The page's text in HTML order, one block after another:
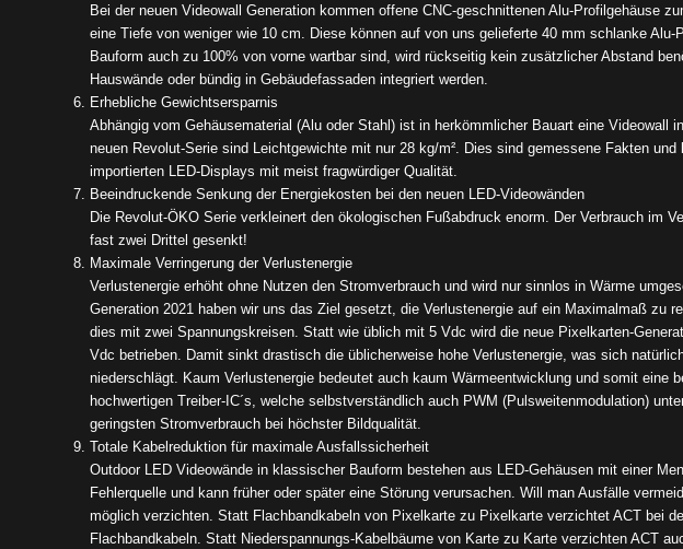
Bei der neuen Videowall Generation kommen offene CNC-geschnittenen Alu-Profilgehäuse
eine Tiefe von weniger wie 10 cm. Diese können auf von uns gelieferte 40 mm schlanke
Bauform auch zu 100% von vorne wartbar sind, wird rückseitig kein zusätzlicher Abstand
Hauswände oder bündig in Gebäudefassaden integriert werden.
Erhebliche Gewichtsersparnis
Abhängig vom Gehäusematerial (Alu oder Stahl) ist in herkömmlicher Bauart eine Videowall
neuen Revolut-Serie sind Leichtgewichte mit nur 28 kg/m². Dies sind gemessene Fakten
importierten LED-Displays mit meist fragwürdiger Qualität.
Beeindruckende Senkung der Energiekosten bei den neuen LED-Videowänden
Die Revolut-ÖKO Serie verkleinert den ökologischen Fußabdruck enorm. Der Verbrauch im
fast zwei Drittel gesenkt!
Maximale Verringerung der Verlustenergie
Verlustenergie erhöht ohne Nutzen den Stromverbrauch und wird nur sinnlos in Wärme
Generation 2021 haben wir uns das Ziel gesetzt, die Verlustenergie auf ein Maximalmaß zu
dies mit zwei Spannungskreisen. Statt wie üblich mit 5 Vdc wird die neue Pixelkarten-
Vdc betrieben. Damit sinkt drastisch die üblicherweise hohe Verlustenergie, was sich
niederschlägt. Kaum Verlustenergie bedeutet auch kaum Wärmeentwicklung und somit eine
hochwertigen Treiber-IC´s, welche selbstverständlich auch PWM (Pulsweitenmodulation)
geringsten Stromverbrauch bei höchster Bildqualität.
Totale Kabelreduktion für maximale Ausfallssicherheit
Outdoor LED Videowände in klassischer Bauform bestehen aus LED-Gehäusen mit einer
Fehlerquelle und kann früher oder später eine Störung verursachen. Will man Ausfälle
möglich verzichten. Statt Flachbandkabeln von Pixelkarte zu Pixelkarte verzichtet ACT bei
Flachbandkabeln. Statt Niederspannungs-Kabelbäume von Karte zu Karte verzichten ACT